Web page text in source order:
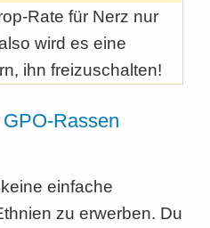
Rate für Nerz nur
wird es eine
ihn freizuschalten!
Rassen
einfache
zu erwerben. Du